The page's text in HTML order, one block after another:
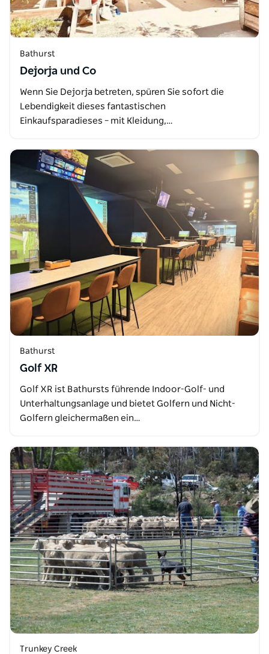
Bathurst
Dejorja und Co
Wenn Sie Dejorja betreten, spüren Sie sofort die
Lebendigkeit dieses fantastischen
Einkaufsparadieses – mit Kleidung,…
Bathurst
Golf XR
Golf XR ist Bathursts führende Indoor-Golf- und
Unterhaltungsanlage und bietet Golfern und Nicht-
Golfern gleichermaßen ein…
Trunkey Creek